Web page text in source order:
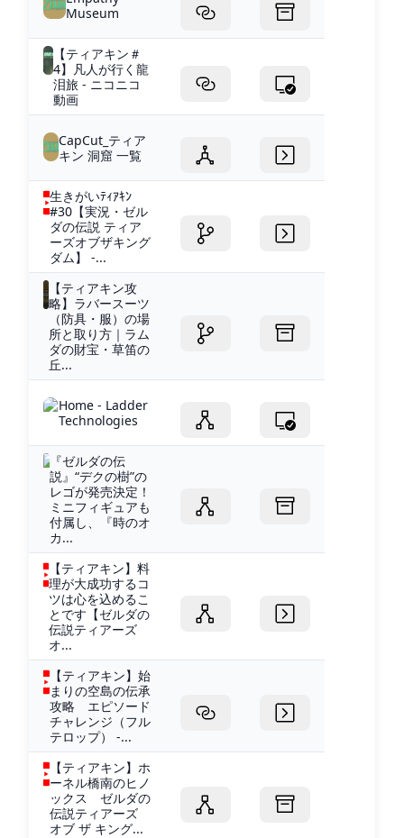
Museum
【ティアキン＃
4】凡人が行く龍
泪旅 - ニコニコ
動画
CapCut_ティア
キン 洞窟 一覧
生きがいﾃｨｱｷﾝ
#30【実況・ゼル
ダの伝説 ティア
ーズオブザキング
ダム】 -...
【ティアキン攻
略】ラバースーツ
（防具・服）の場
所と取り方｜ラム
ダの財宝・草笛の
丘...
Home - Ladder
Technologies
『ゼルダの伝
説』“デクの樹”の
レゴが発売決定！
ミニフィギュアも
付属し、『時のオ
カ...
【ティアキン】料
理が大成功するコ
ツは心を込めるこ
とです【ゼルダの
伝説ティアーズ
オ...
【ティアキン】始
まりの空島の伝承
攻略 エピソード
チャレンジ（フル
テロップ） -...
【ティアキン】ホ
ーネル橋南のヒノ
ックス ゼルダの
伝説ティアーズ
オブ ザ キング...